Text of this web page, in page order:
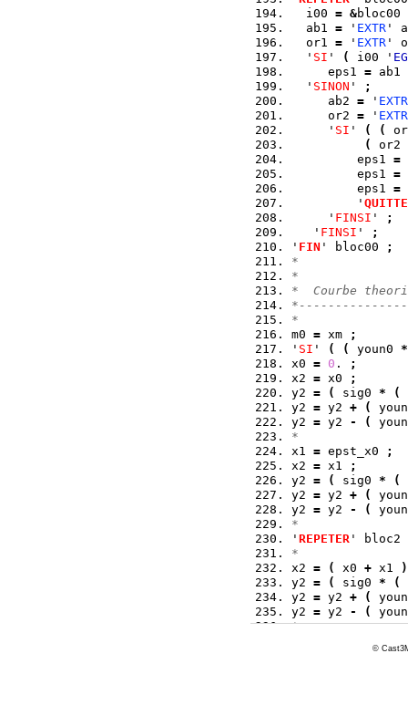
  i00
= &bloc00
  ab1
= ' EXTR '
  or1
= ' EXTR '
  '
SI ' ( i00 '
     eps1
= ab1
  '
SINON '
;
     ab2
= ' EXTR
     or2
= ' EXTR
     '
SI ' ( (
(
         eps1
=
         eps1
=
         eps1
=
         '
     '
FINSI '
;
   '
FINSI '
;
' FIN ' bloc00
;
*
*
*  Courbe
*
m0 = xm
;
' SI ' ( ( youn0 *
x0 = 0 .
;
x2 = x0
;
y2 = ( sig0 *
(
y2 = y2 + (
y2 = y2 - (
*
x1 = epst_x0
;
x2 = x1
;
y2 = ( sig0 *
(
y2 = y2 + (
y2 = y2 - (
*
' REPETER ' bloc2
*
x2 = ( x0 + x1
)
y2 = ( sig0 *
(
y2 = y2 + (
y2 = y2 - (
*
©